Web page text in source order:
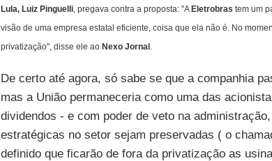
Lula, Luiz Pinguelli, pregava contra a proposta: "A Eletrobras tem um
visão de uma empresa estatal eficiente, coisa que ela não é. No
privatização", disse ele ao Nexo Jornal .
De certo até agora, só sabe se que a companhia
mas a União permaneceria como uma das
dividendos - e com poder de veto na
estratégicas no setor sejam preservadas ( o
definido que ficarão de fora da privatização as